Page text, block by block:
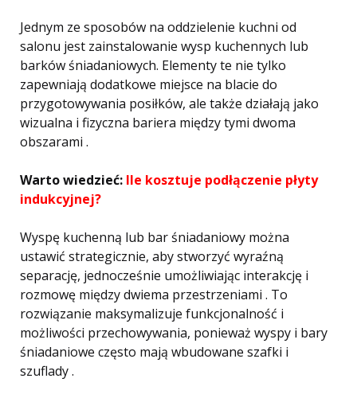
Jednym ze sposobów na oddzielenie kuchni od
salonu jest zainstalowanie wysp kuchennych lub
barków śniadaniowych. Elementy te nie tylko
zapewniają dodatkowe miejsce na blacie do
przygotowywania posiłków, ale także działają jako
wizualna i fizyczna bariera między tymi dwoma
obszarami .
Warto wiedzieć: Ile kosztuje podłączenie płyty
indukcyjnej?
Wyspę kuchenną lub bar śniadaniowy można
ustawić strategicznie, aby stworzyć wyraźną
separację, jednocześnie umożliwiając interakcję i
rozmowę między dwiema przestrzeniami . To
rozwiązanie maksymalizuje funkcjonalność i
możliwości przechowywania, ponieważ wyspy i bary
śniadaniowe często mają wbudowane szafki i
szuflady .